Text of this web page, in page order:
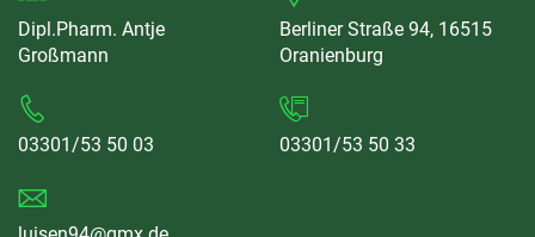
Dipl.Pharm. Antje
Großmann
Berliner Straße 94, 16515
Oranienburg
03301/53 50 03 03301/53 50 33